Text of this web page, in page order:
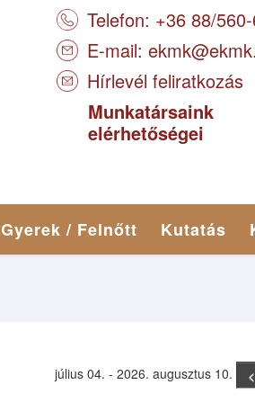
Telefon: +36 88/
E-mail:
Hírlevél feliratkozás
Munkatársaink
elérhetőségei
Gyerek / Felnőtt Kutatás
július 04. - 2026. augusztus 10. <